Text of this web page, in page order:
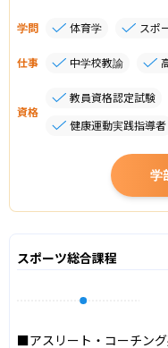
学問 体育学 スポ
仕事 中学校教諭
資格
教員資格認定試験
健康運動実践指導者
学
スポーツ総合課程
■アスリート・コーチン